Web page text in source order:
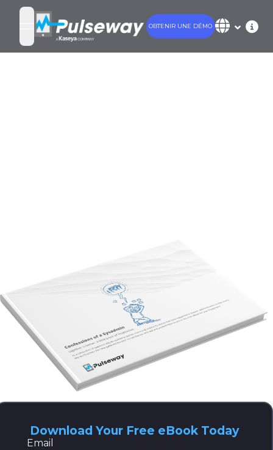
open navigation menu
OBTENIR UNE DÉMO
Download Your Free eBook Today
Email